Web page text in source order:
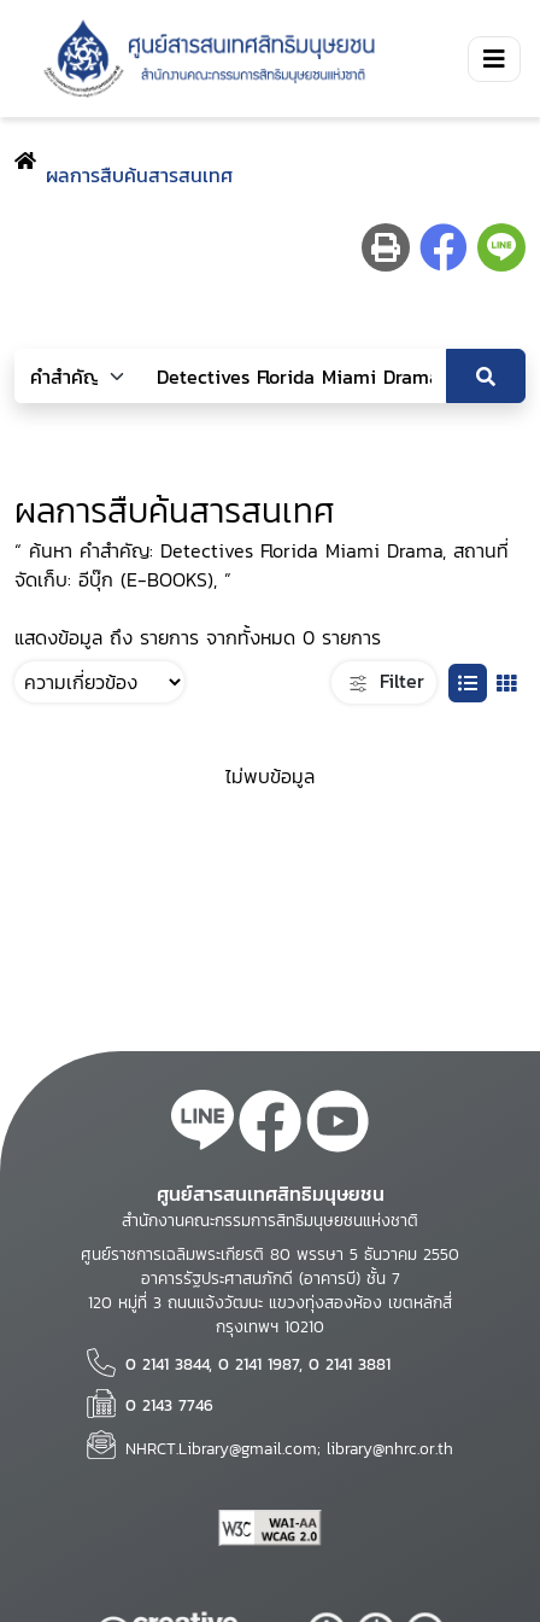
ผลการสืบค้นสารสนเทศ
ผลการสืบค้นสารสนเทศ
“ ค้นหา คำสำคัญ: Detectives Florida Miami Drama, สถานที่
จัดเก็บ: อีบุ๊ก (E-BOOKS), ”
แสดงข้อมูล ถึง รายการ จากทั้งหมด 0 รายการ
Filter
ไม่พบข้อมูล
ศูนย์สารสนเทศสิทธิมนุษยชน
สำนักงานคณะกรรมการสิทธิมนุษยชนแห่งชาติ
ศูนย์ราชการเฉลิมพระเกียรติ 80 พรรษา 5 ธันวาคม 2550
อาคารรัฐประศาสนภักดี (อาคารบี) ชั้น 7
120 หมู่ที่ 3 ถนนแจ้งวัฒนะ แขวงทุ่งสองห้อง เขตหลักสี่
กรุงเทพฯ 10210
0 2141 3844, 0 2141 1987, 0 2141 3881
0 2143 7746
NHRCT.Library@gmail.com; library@nhrc.or.th